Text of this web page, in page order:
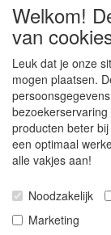
www.pettowel.nl
Laan van
2271VB
Telefoon: 070 -
IBAN:
Welkom!
van
Leuk dat je onze
mogen plaatsen.
producten beter
een optimaal
alle vakjes aan!
Noodzakelijk
Marketing